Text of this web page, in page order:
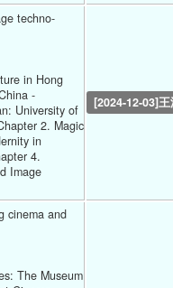
techno-
in Hong
-
University of
2. Magic
in
4.
Image
[2024-12-03]
cinema and
The Museum